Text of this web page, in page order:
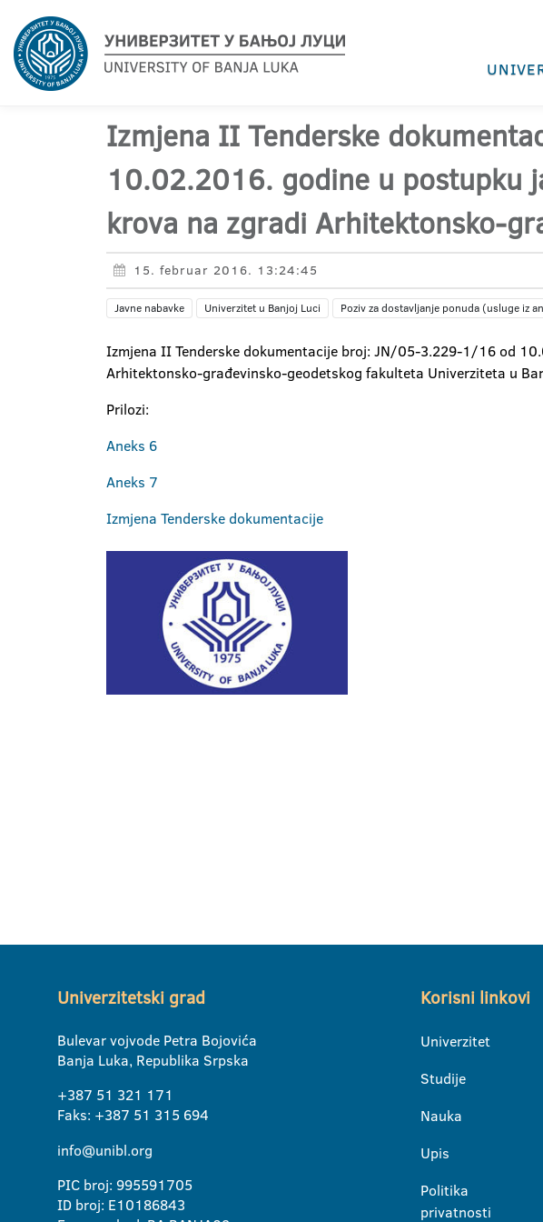
Izmjena II Tenderske
10.02.2016. godine u postupku
krova na zgradi Arhitektonsko-
15. februar 2016. 13:24:45
Javne nabavke Univerzitet u Banjoj Luci Poziv za dostavljanje ponuda (usluge iz
Izmjena II Tenderske dokumentacije broj: JN/05-3.229-1/16 od
Arhitektonsko-građevinsko-geodetskog fakulteta Univerziteta u
Prilozi:
Aneks 6
Aneks 7
Izmjena Tenderske dokumentacije
Univerzitetski grad
Bulevar vojvode Petra Bojovića
Banja Luka, Republika Srpska
+387 51 321 171
Faks: +387 51 315 694
info@unibl.org
PIC broj: 995591705
ID broj: E10186843
Korisni linkovi
Univerzitet
Studije
Nauka
Upis
Politika
privatnosti